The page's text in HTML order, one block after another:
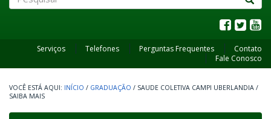
Serviços Telefones Perguntas Frequentes
Contato
Fale Conosco
INÍCIO / GRADUAÇÃO / SAUDE COLETIVA CAMPI UBERLANDIA /
SAIBA MAIS